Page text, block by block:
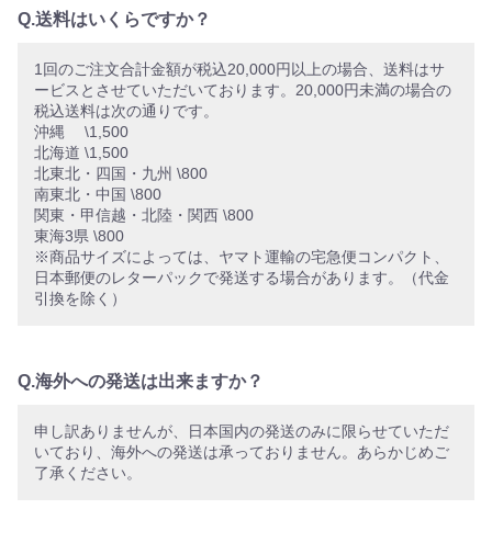
Q.送料はいくらですか？
1回のご注文合計金額が税込20,000円以上の場合、送料はサ
ービスとさせていただいております。20,000円未満の場合の
税込送料は次の通りです。
沖縄 \1,500
北海道 \1,500
北東北・四国・九州 \800
南東北・中国 \800
関東・甲信越・北陸・関西 \800
東海3県 \800
※商品サイズによっては、ヤマト運輸の宅急便コンパクト、
日本郵便のレターパックで発送する場合があります。（代金
引換を除く）
Q.海外への発送は出来ますか？
申し訳ありませんが、日本国内の発送のみに限らせていただ
いており、海外への発送は承っておりません。あらかじめご
了承ください。